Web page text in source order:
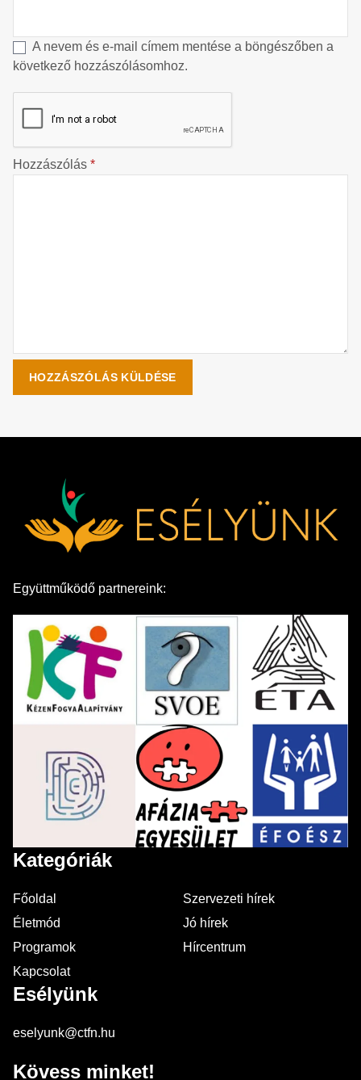
A nevem és e-mail címem mentése a böngészőben a
következő hozzászólásomhoz.
Hozzászólás *
Együttműködő partnereink:
Kategóriák
Főoldal
Szervezeti hírek
Életmód
Jó hírek
Programok
Hírcentrum
Kapcsolat
Esélyünk
eselyunk@ctfn.hu
Kövess minket!